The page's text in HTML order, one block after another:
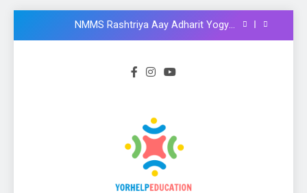
NMMS Rashtriya Aay Adharit Yogyta
get CCC certificate in 2024
Financial Functions in Excel 2021: Excel
Formula और Functions in Hindi
NMMS Rashtriya Aay Adharit Yogyta
chhatravratti Pariksha 2025-26: Know
important steps to apply
CCC Course: Know All important details to
get CCC certificate in 2024